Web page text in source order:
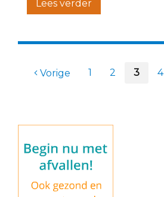
Lees verder
Vorige 1 2 3 4